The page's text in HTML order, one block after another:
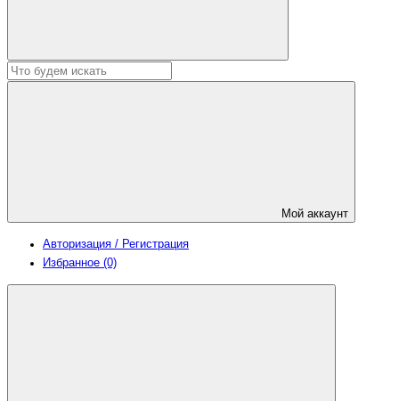
Мой аккаунт
Авторизация / Регистрация
Избранное (0)